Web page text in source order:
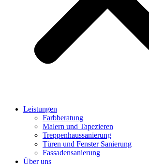
Leistungen
Farbberatung
Malern und Tapezieren
Treppenhaussanierung
Türen und Fenster Sanierung
Fassadensanierung
Über uns